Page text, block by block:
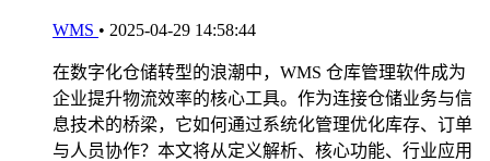
WMS • 2025-04-29 14:58:44
在数字化仓储转型的浪潮中，WMS 仓库管理软件成为
企业提升物流效率的核心工具。作为连接仓储业务与信
息技术的桥梁，它如何通过系统化管理优化库存、订单
与人员协作？本文将从定义解析、核心功能、行业应用